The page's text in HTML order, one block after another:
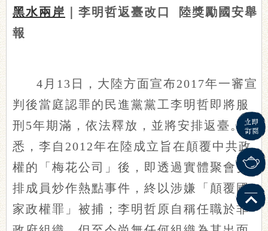
黑水兩岸 ｜李明哲返臺改口 陸獎勵國安舉
報
4月13日，大陸方面宣布2017年一審宣
判後當庭認罪的民進黨黨工李明哲即將服
刑5年期滿，依法釋放，並將安排返臺。據
悉，李自2012年在陸成立旨在顛覆中共政
權的「梅花公司」後，即透過實體聚會安
排成員炒作熱點事件，終以涉嫌「顛覆國
家政權罪」被捕；李明哲原自稱任職於非